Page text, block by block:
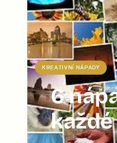
KREATIVNÍ NÁPADY
6